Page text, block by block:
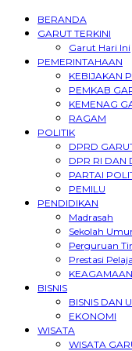
BERANDA
GARUT TERKINI
Garut Hari Ini
PEMERINTAHAAN
KEBIJAKAN
PEMKAB
KEMENAG
RAGAM
POLITIK
DPRD
DPR RI DAN
PARTAI
PEMILU
PENDIDIKAN
Madrasah
Sekolah
Perguruan
Prestasi
KEAGAMAAN
BISNIS
BISNIS DAN
EKONOMI
WISATA
WISATA